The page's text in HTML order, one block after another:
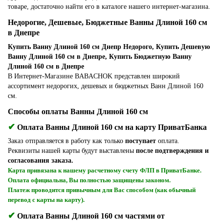
товаре, достаточно найти его в каталоге нашего интернет-магазина.
Недорогие, Дешевые, Бюджетные Ванны Длиной 160 см
в Днепре
Купить Ванну Длиной 160 см Днепр Недорого, Купить Дешевую
Ванну Длиной 160 см в Днепре, Купить Бюджетную Ванну
Длиной 160 см в Днепре
В Интернет-Магазине BABACHOK представлен широкий
ассортимент недорогих, дешевых и бюджетных Ванн Длиной 160
см.
Способы оплаты Ванны Длиной 160 см
✔ Оплата Ванны Длиной 160 см на карту ПриватБанка
Заказ отправляется в работу как только поступает оплата.
Реквизиты нашей карты будут выставлены после подтверждения и
согласования заказа.
Карта привязана к нашему расчетному счету ФЛП в ПриватБанке.
Оплата официальна, Вы полностью защищены законом.
Платеж проводится привычным для Вас способом (как обычный
перевод с карты на карту).
✔ Оплата Ванны Длиной 160 см частями от